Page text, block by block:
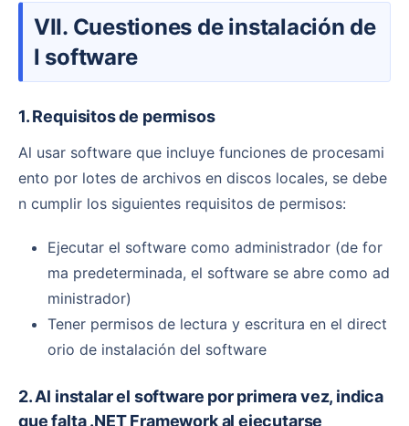
VII. Cuestiones de instalación de
l software
1. Requisitos de permisos
Al usar software que incluye funciones de procesami
ento por lotes de archivos en discos locales, se debe
n cumplir los siguientes requisitos de permisos:
Ejecutar el software como administrador (de for
ma predeterminada, el software se abre como ad
ministrador)
Tener permisos de lectura y escritura en el direct
orio de instalación del software
2. Al instalar el software por primera vez, indica
que falta .NET Framework al ejecutarse